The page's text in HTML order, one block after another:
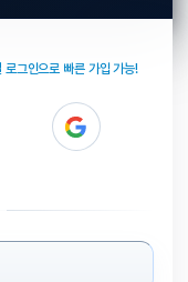
로그인으로 빠른 가입 가능!